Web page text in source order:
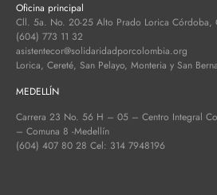
Oficina principal
Cll. 5a. No. 20-25 Alto Prado Lorica Córdoba,
(604) 773 11 32
asistentecor@solidaridadporcolombia.org
Lorica, Cereté, San Pelayo, Monteria y San
MEDELLÍN
Carrera 23 No. 56 H – 05 – Centro Integral
– Comuna 8 -Medellín
(604) 407 80 28 Cel: 314 7948196